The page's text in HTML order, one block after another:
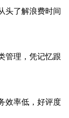
头了解浪费时间
管理，凭记忆跟
效率低，好评度